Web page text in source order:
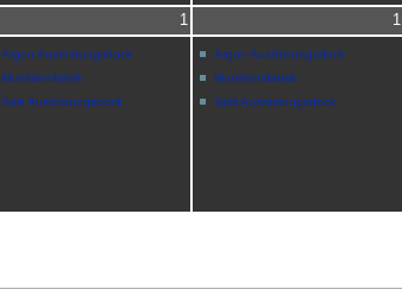
1 1
Argon Ausrüstungsdock
Munitionsfabrik
Split Ausrüstungsdock
Argon Ausrüstungsdock
Munitionsfabrik
Split Ausrüstungsdock